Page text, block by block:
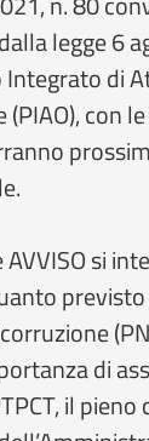
legge 6
Integrato di
(PIAO), con
si
di
il